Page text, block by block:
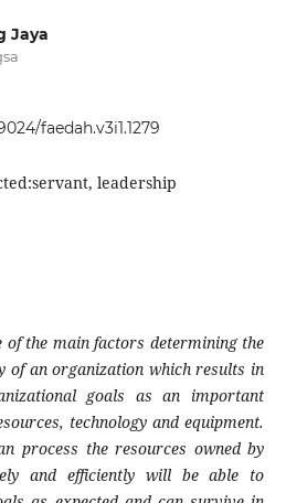
Jaya
faedah.v3i1.1279
leadership
of the main factors determining the
of an organization which results in
goals as an important
technology and equipment.
process the resources owned by
and efficiently will be able to